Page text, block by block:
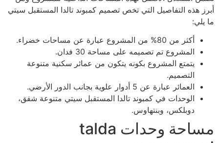
أبرز هذه التفاصيل التي تخص تصميم كمبوند تالدا المستقبل سيتي
ما يلي:
أكثر من 80% من المشروع عبارة عن مساحات خضراء.
المشروع تم تصميمه على مساحة 30 فدان.
يتمتع المشروع بكونه يتكون من عمائر سكنية متنوعة
التصميم.
العمائر عبارة عن 5 أدوار علوية بجانب الدور الأرضي.
الوحدات في كمبوند تالدا المستقبل سيتي متنوعة شقق،
دوبلكس، وبنتهاوس.
مساحة وحدات talda